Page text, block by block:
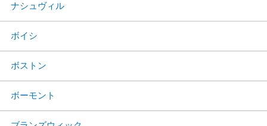
ナシュヴィル
ボイシ
ボストン
ボーモント